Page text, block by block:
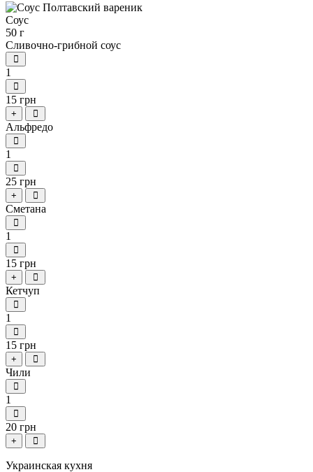
Соус
50 г
Сливочно-грибной соус
1
15 грн
+
Альфредо
1
25 грн
+
Сметана
1
15 грн
+
Кетчуп
1
15 грн
+
Чили
1
20 грн
+
Украинская кухня